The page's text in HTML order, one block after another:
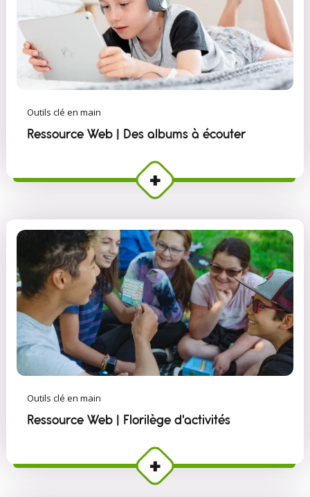
Outils clé en main
Ressource Web | Des albums à écouter
Outils clé en main
Ressource Web | Florilège d'activités